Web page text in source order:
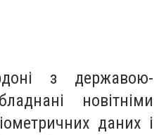
з державою-
новітніми
даних і